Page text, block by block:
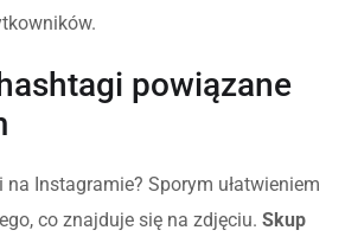
powiązane
Instagramie? Sporym ułatwieniem
co znajduje się na zdjęciu. Skup